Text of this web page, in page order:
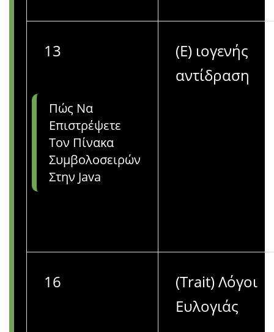
13
Πώς Να
Επιστρέψετε
Τον Πίνακα
Συμβολοσειρών
Στην Java
(Ε) ιογενής
αντίδραση
16
(Trait) Λόγοι
Ευλογιάς